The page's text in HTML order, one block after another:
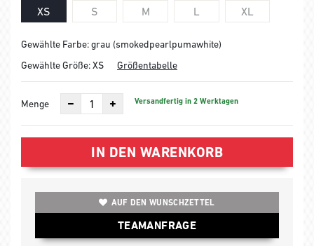
XS S M L XL
Gewählte Farbe: grau (smokedpearlpumawhite)
Gewählte Größe:XS Größentabelle
Menge Versandfertig in 2 Werktagen
IN DEN WARENKORB
AUF DEN WUNSCHZETTEL
TEAMANFRAGE